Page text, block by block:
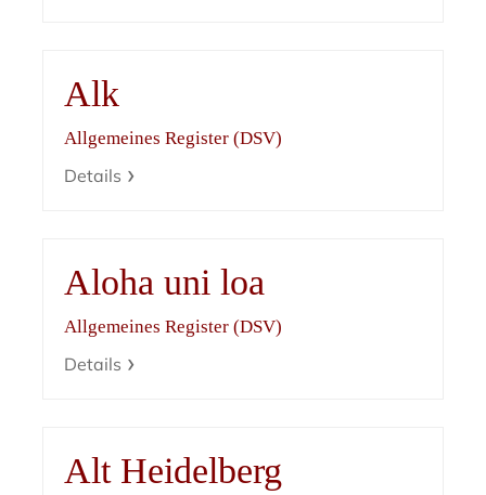
Alk
Allgemeines Register (DSV)
Details
Aloha uni loa
Allgemeines Register (DSV)
Details
Alt Heidelberg